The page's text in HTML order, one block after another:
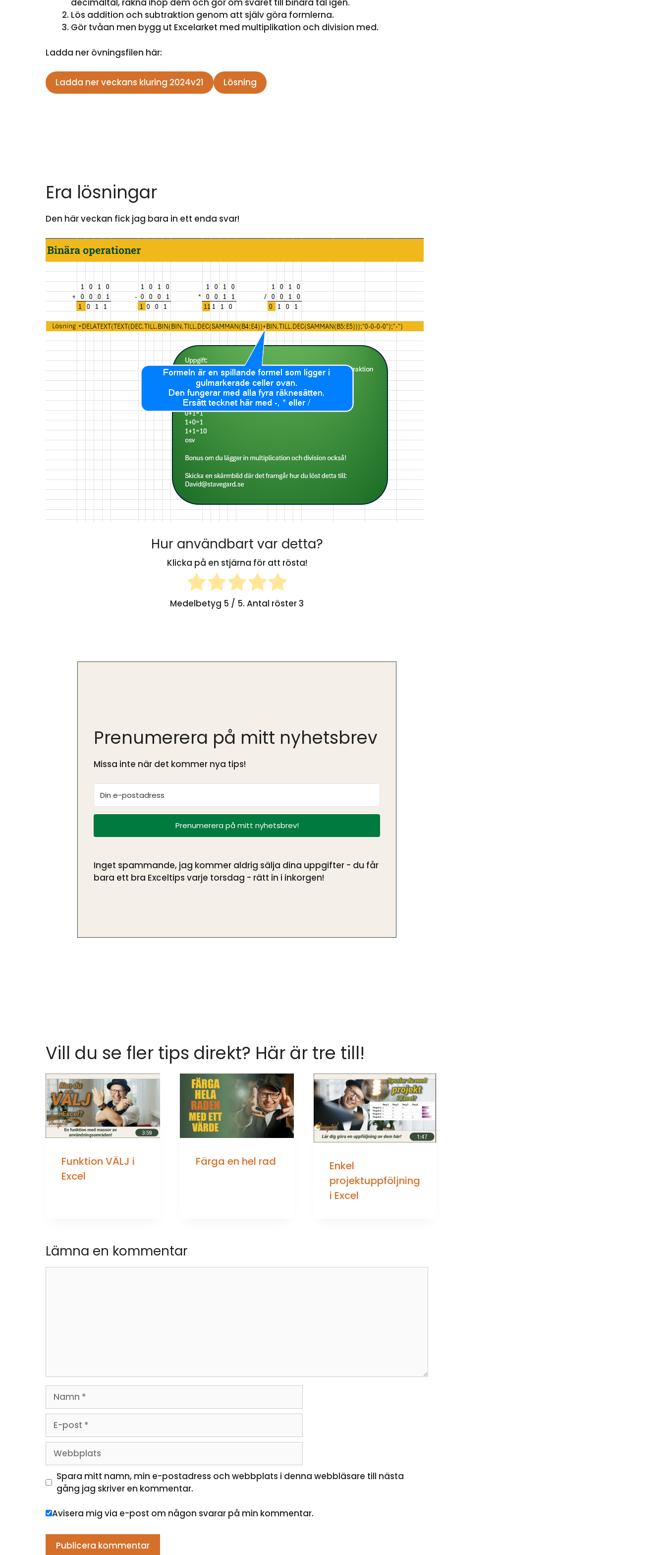
decimaltal, räkna ihop dem och gör om svaret till binära tal igen.
Lös addition och subtraktion genom att själv göra formlerna.
Gör tvåan men bygg ut Excelarket med multiplikation och division med.
Ladda ner övningsfilen här:
Ladda ner veckans kluring 2024v21 Lösning
Era lösningar
Den här veckan fick jag bara in ett enda svar!
Hur användbart var detta?
Klicka på en stjärna för att rösta!
Medelbetyg 5 / 5. Antal röster3
Prenumerera på mitt nyhetsbrev
Missa inte när det kommer nya tips!
Prenumerera på mitt nyhetsbrev!
Inget spammande, jag kommer aldrig sälja dina uppgifter - du får
bara ett bra Exceltips varje torsdag - rätt in i inkorgen!
Vill du se fler tips direkt? Här är tre till!
Funktion VÄLJ i
Excel
Färga en hel rad
Enkel
projektuppföljning
i Excel
Lämna en kommentar
post
Webbplats
Spara mitt namn, min e-postadress och webbplats i denna webbläsare till nästa
gång jag skriver en kommentar.
Avisera mig via e-post om någon svarar på min kommentar.